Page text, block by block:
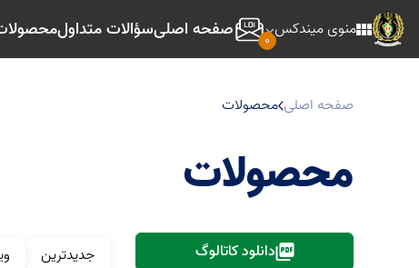
منوی میندکس 0 صفحه اصلیسؤالات متداول
صفحه اصلی محصولات
محصولات
دانلود کاتالوگ جدیدترین